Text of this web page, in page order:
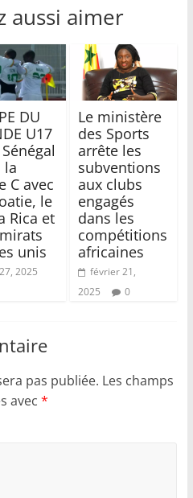
aussi aimer
DU
U17
la
C avec
le
Rica et
unis
2025
Le ministère
des Sports
arrête les
subventions
aux clubs
engagés
dans les
compétitions
africaines
février 21,
2025
0
pas publiée. Les champs
avec *